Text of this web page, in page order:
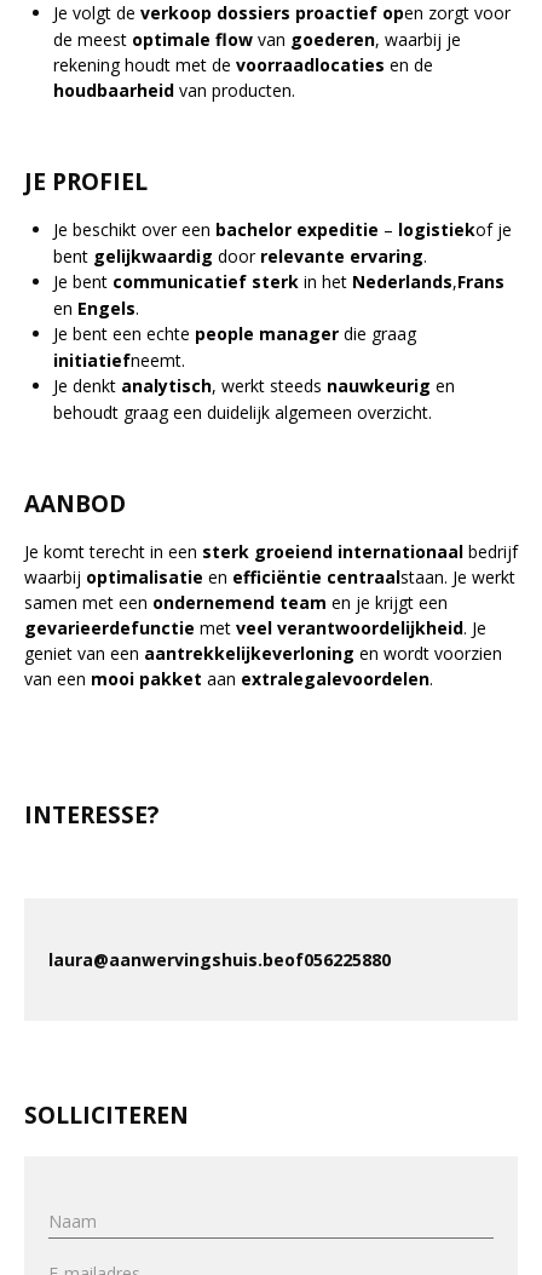
Je volgt de verkoop dossiers proactief open zorgt voor
de meest optimale flow van goederen, waarbij je
rekening houdt met de voorraadlocaties en de
houdbaarheid van producten.
JE PROFIEL
Je beschikt over een bachelor expeditie – logistiekof je
bent gelijkwaardig door relevante ervaring.
Je bent communicatief sterk in het Nederlands,Frans
en Engels.
Je bent een echte people manager die graag
initiatiefneemt.
Je denkt analytisch, werkt steeds nauwkeurig en
behoudt graag een duidelijk algemeen overzicht.
AANBOD
Je komt terecht in een sterk groeiend internationaal bedrijf
waarbij optimalisatie en efficiëntie centraalstaan. Je werkt
samen met een ondernemend team en je krijgt een
gevarieerdefunctie met veel verantwoordelijkheid. Je
geniet van een aantrekkelijkeverloning en wordt voorzien
van een mooi pakket aan extralegalevoordelen.
INTERESSE?
laura@aanwervingshuis.beof056225880
SOLLICITEREN